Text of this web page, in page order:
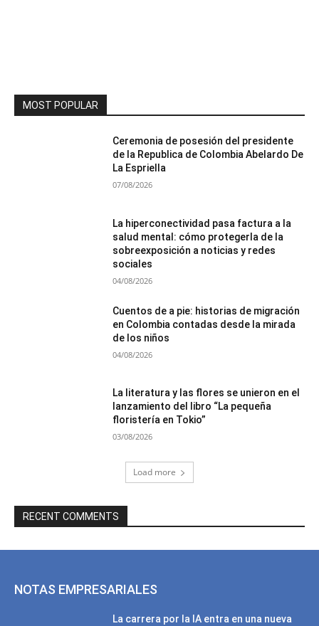
MOST POPULAR
Ceremonia de posesión del presidente
de la Republica de Colombia Abelardo De
La Espriella
07/08/2026
La hiperconectividad pasa factura a la
salud mental: cómo protegerla de la
sobreexposición a noticias y redes
sociales
04/08/2026
Cuentos de a pie: historias de migración
en Colombia contadas desde la mirada
de los niños
04/08/2026
La literatura y las flores se unieron en el
lanzamiento del libro “La pequeña
floristería en Tokio”
03/08/2026
Load more
RECENT COMMENTS
NOTAS EMPRESARIALES
La carrera por la IA entra en una nueva